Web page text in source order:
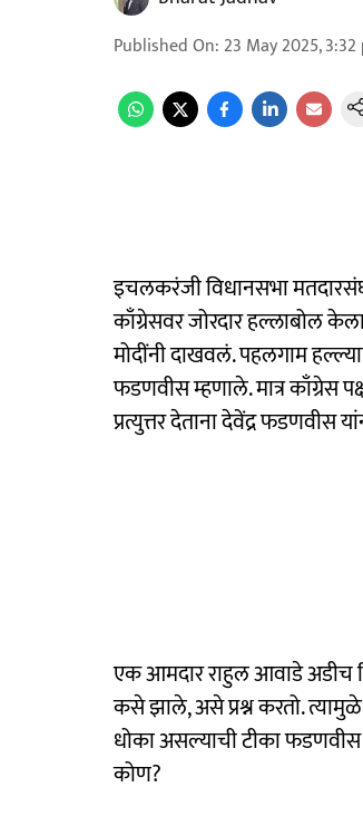
Published On: 23 May 2025,
इचलकरंजी विधानसभा
काँग्रेसवर जोरदार हल्लाबोल
मोदींनी दाखवलं. पहलगाम
फडणवीस म्हणाले. मात्र काँग्रेस
प्रत्युत्तर देताना देवेंद्र फडणवीस
एक आमदार राहुल आवाडे अडीच
कसे झाले, असे प्रश्न करतो.
धोका असल्याची टीका फडणवीस
कोण?